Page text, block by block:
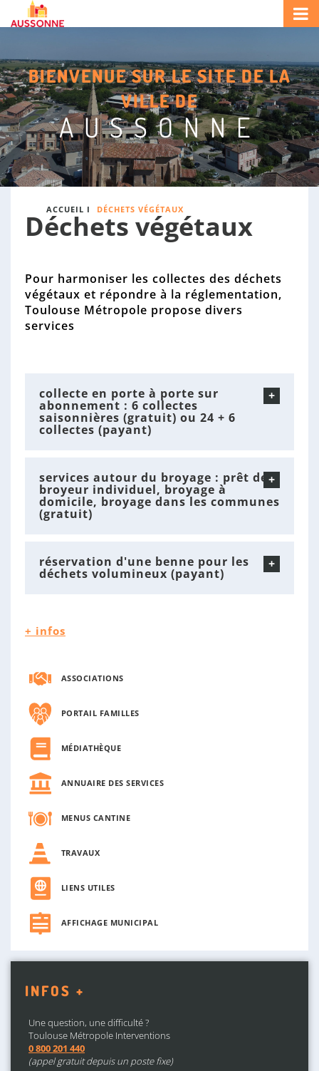
u
s
o
n
n
e
d
e
l
a
M
a
i
r
i
R
c
h
e
r
c
h
e
r
:
BIENVENUE SUR LE SITE DE LA
VILLE DE
AUSSONNE
ACCUEIL I DÉCHETS VÉGÉTAUX
Déchets végétaux
Pour harmoniser les collectes des déchets
végétaux et répondre à la réglementation,
Toulouse Métropole propose divers
services
collecte en porte à porte sur
abonnement : 6 collectes
saisonnières (gratuit) ou 24 + 6
collectes (payant)
services autour du broyage : prêt de
broyeur individuel, broyage à
domicile, broyage dans les communes
(gratuit)
réservation d'une benne pour les
déchets volumineux (payant)
+ infos
ASSOCIATIONS
PORTAIL FAMILLES
MÉDIATHÈQUE
ANNUAIRE DES SERVICES
MENUS CANTINE
TRAVAUX
LIENS UTILES
AFFICHAGE MUNICIPAL
INFOS +
Une question, une difficulté ?
Toulouse Métropole Interventions
0 800 201 440
(appel gratuit depuis un poste fixe)